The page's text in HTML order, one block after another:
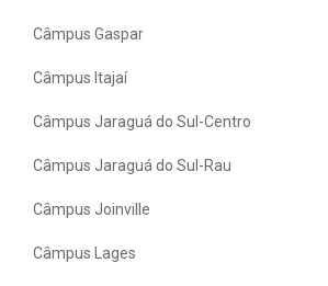
Câmpus Gaspar
Câmpus Itajaí
Câmpus Jaraguá do Sul-Centro
Câmpus Jaraguá do Sul-Rau
Câmpus Joinville
Câmpus Lages